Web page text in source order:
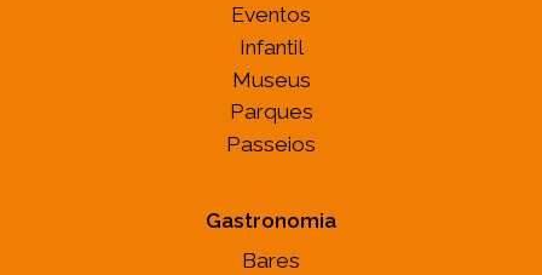
Eventos
Infantil
Museus
Parques
Passeios
Gastronomia
Bares